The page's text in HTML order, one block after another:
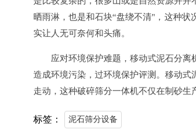
晒雨淋，也是和石块“盘绕不清"，这种
实让人无可奈何和头痛。
应对环境保护难题，移动式泥石分
造成环境污染，过环境保护评测。移动
走动，这种破碎筛分一体机不仅在制砂
标签： 泥石筛分设备